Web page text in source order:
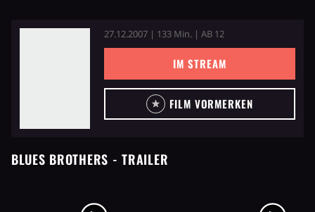
27.12.2007 | 133 Min. | AB 12
IM STREAM
FILM VORMERKEN
BLUES BROTHERS - TRAILER